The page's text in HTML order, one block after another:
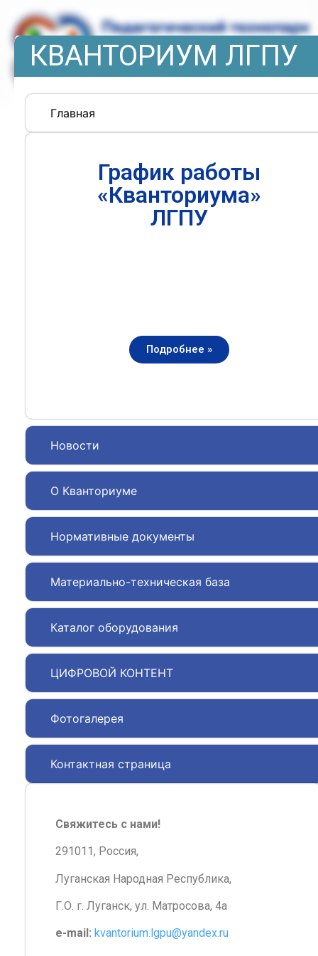
КВАНТОРИУМ ЛГПУ
Главная
Новости
О Кванториуме
Нормативные документы
Материально-техническая база
Каталог оборудования
ЦИФРОВОЙ КОНТЕНТ
Фотогалерея
Контактная страница
График работы
«Кванториума»
ЛГПУ
Подробнее »
Свяжитесь с нами!
291011, Россия,
Луганская Народная Республика,
Г.О. г. Луганск, ул. Матросова, 4а
e-mail: kvantorium.lgpu@yandex.ru